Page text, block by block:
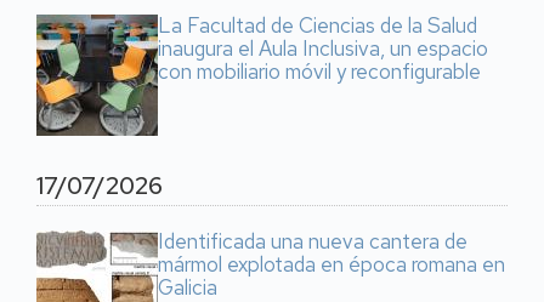
La Facultad de Ciencias de la Salud
inaugura el Aula Inclusiva, un espacio
con mobiliario móvil y reconfigurable
17/07/2026
Identificada una nueva cantera de
mármol explotada en época romana en
Galicia